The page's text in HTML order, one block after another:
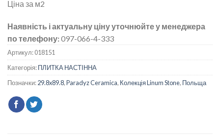
Ціна за м2
Наявність і актуальну ціну уточнюйте у менеджера
по телефону:097-066-4-333
Артикул:018151
Категорія:ПЛИТКА НАСТІННА
Позначки:29.8x89.8,Paradyz Ceramica, Колекція Linum Stone, Польща